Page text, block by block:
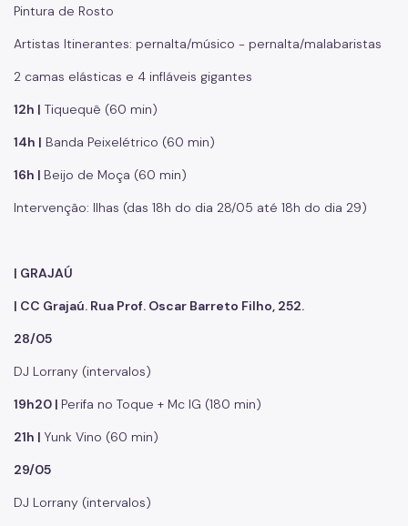
Pintura de Rosto
Artistas Itinerantes: pernalta/músico - pernalta/malabaristas
2 camas elásticas e 4 infláveis gigantes
12h | Tiquequê (60 min)
14h | Banda Peixelétrico (60 min)
16h | Beijo de Moça (60 min)
Intervenção: Ilhas (das 18h do dia 28/05 até 18h do dia 29)
| GRAJAÚ
| CC Grajaú. Rua Prof. Oscar Barreto Filho, 252.
28/05
DJ Lorrany (intervalos)
19h20 | Perifa no Toque + Mc IG (180 min)
21h | Yunk Vino (60 min)
29/05
DJ Lorrany (intervalos)